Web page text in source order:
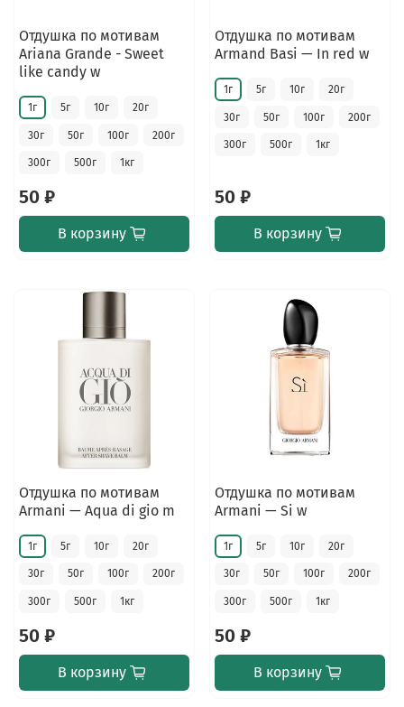
Отдушка по мотивам
Ariana Grande - Sweet
like candy w
1г 5г 10г 20г
30г 50г 100г 200г
300г 500г 1кг
50 ₽
В корзину
Отдушка по мотивам
Armand Basi — In red w
1г 5г 10г 20г
30г 50г 100г 200г
300г 500г 1кг
50 ₽
В корзину
Отдушка по мотивам
Armani — Aqua di gio m
1г 5г 10г 20г
30г 50г 100г 200г
300г 500г 1кг
50 ₽
В корзину
Отдушка по мотивам
Armani — Si w
1г 5г 10г 20г
30г 50г 100г 200г
300г 500г 1кг
50 ₽
В корзину